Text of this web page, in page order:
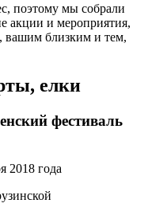
поэтому мы собрали
акции и мероприятия,
вашим близким и тем,
елки
фестиваль
2018 года